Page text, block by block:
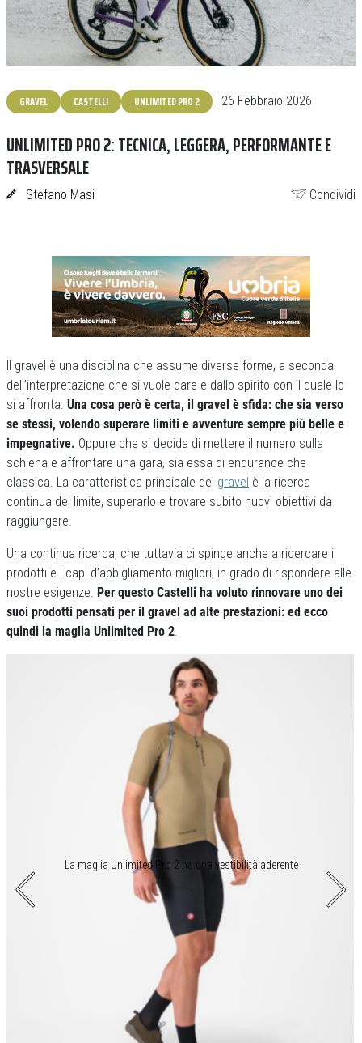
GRAVEL CASTELLI UNLIMITED PRO 2 | 26 Febbraio 2026
UNLIMITED PRO 2: TECNICA, LEGGERA, PERFORMANTE E
TRASVERSALE
Stefano Masi Condividi
ll gravel è una disciplina che assume diverse forme, a seconda
dell’interpretazione che si vuole dare e dallo spirito con il quale lo
si affronta. Una cosa però è certa, il gravel è sfida: che sia verso
se stessi, volendo superare limiti e avventure sempre più belle e
impegnative. Oppure che si decida di mettere il numero sulla
schiena e affrontare una gara, sia essa di endurance che
classica. La caratteristica principale del gravel è la ricerca
continua del limite, superarlo e trovare subito nuovi obiettivi da
raggiungere.
Una continua ricerca, che tuttavia ci spinge anche a ricercare i
prodotti e i capi d’abbigliamento migliori, in grado di rispondere alle
nostre esigenze. Per questo Castelli ha voluto rinnovare uno dei
suoi prodotti pensati per il gravel ad alte prestazioni: ed ecco
quindi la maglia Unlimited Pro 2.
La maglia Unlimited Pro 2 ha una vestibilità aderente